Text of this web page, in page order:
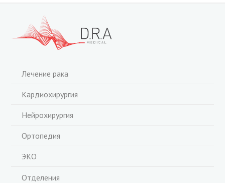
Лечение рака
Кардиохирургия
Нейрохирургия
Ортопедия
ЭКО
Отделения